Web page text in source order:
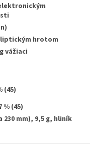
hrotom
vážiaci
(45)
% (45)
mm), 9,5 g, hliník